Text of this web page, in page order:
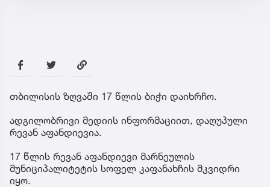
თბილისის ზღვაში 17 წლის ბიჭი დაიხრჩო.
ადგილობრივი მედიის ინფორმაციით, დაღუპული
რევან აფანდიევია.
17 წლის რევან აფანდიევი მარნეულის
მუნიციპალიტეტის სოფელ კაფანახჩის მკვიდრი
იყო.